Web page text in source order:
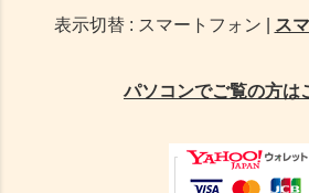
表示切替 : スマートフォン | ス
パソコンでご覧の方は